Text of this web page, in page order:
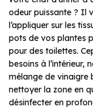
odeur puissante ? Il
l’appliquer sur les
pots de vos plantes
pour des toilettes.
besoins à l’intérieur,
mélange de vinaigre
nettoyer la zone en
désinfecter en